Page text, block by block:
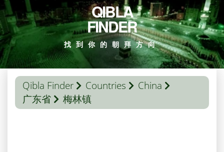
QIBLA
FINDER
找到你的朝拜方向
Qibla Finder Countries
China
广东省
梅林镇